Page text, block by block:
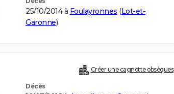
25/10/2014 à Foulayronnes (Lot-et-
Garonne)
Créer une cagnotte obsèques
Décès